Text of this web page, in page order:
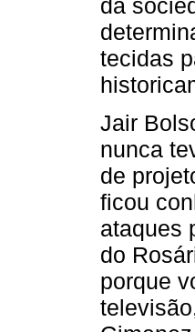
da
tecidas
Jair
nunca
de
ficou
ataques
do
porque